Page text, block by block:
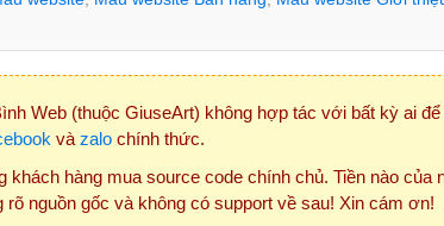
Web (thuộc GiuseArt) không hợp tác với bất kỳ ai
và zalo chính thức.
khách hàng mua source code chính chủ. Tiền nào của
rõ nguồn gốc và không có support về sau! Xin cám ơn!